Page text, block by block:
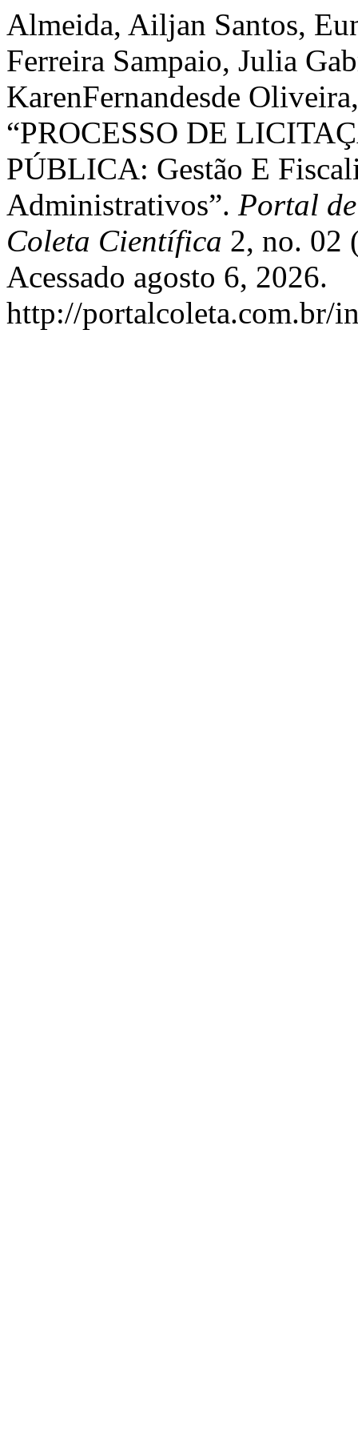
Almeida, Ailjan Santos,
Ferreira Sampaio, Julia
KarenFernandesde
“PROCESSO DE
PÚBLICA: Gestão E
Administrativos”. Portal
Coleta Científica 2, no. 02
Acessado agosto 6, 2026.
http://portalcoleta.com.br/